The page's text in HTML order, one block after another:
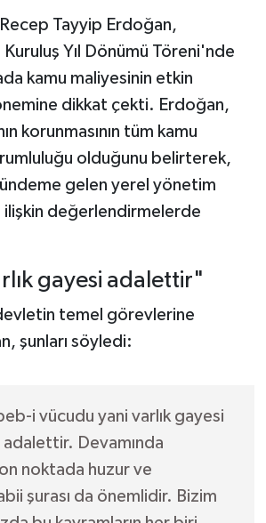
Tayyip Erdoğan,
Kuruluş Yıl Dönümü Töreni'nde
kamu maliyesinin etkin
dikkat çekti. Erdoğan,
korunmasının tüm kamu
olduğunu belirterek,
gelen yerel yönetim
ilişkin değerlendirmelerde
gayesi adalettir"
temel görevlerine
şunları söyledi:
i vücudu yani varlık gayesi
Devamında
noktada huzur ve
şurası da önemlidir. Bizim